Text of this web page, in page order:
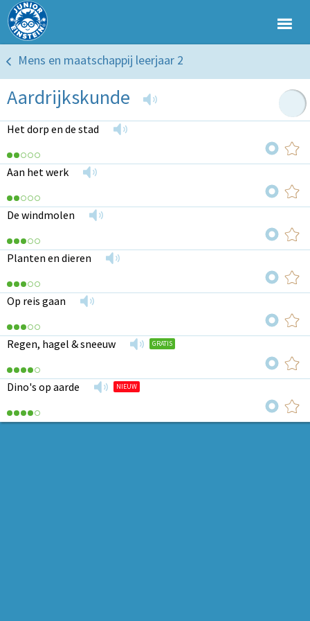
Mens en maatschappij leerjaar 2
Aardrijkskunde
Het dorp en de stad
Aan het werk
De windmolen
Planten en dieren
Op reis gaan
Regen, hagel & sneeuw GRATIS
Dino's op aarde NIEUW